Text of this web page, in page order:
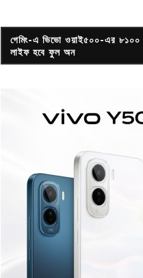
গেমিং-এ ভিভো ওয়াই৫০০-এর ৮১০০
লাইফ হবে ফুল অন